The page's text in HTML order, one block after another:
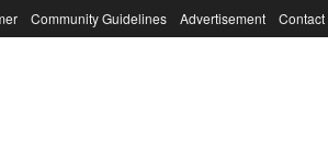
Community Guidelines Advertisement Contact